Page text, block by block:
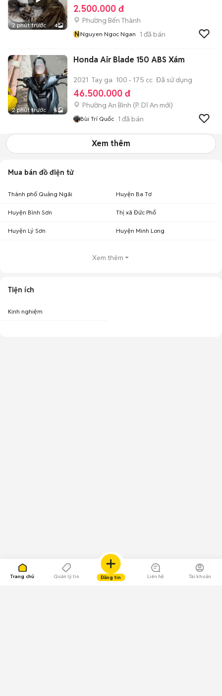
Trang chủ Quản lý tin Đăng tin Liên hệ Tài khoản
2 phút trước 4
2.500.000 đ
Phường Bến Thành
NNguyen Ngoc Ngan 1 đã bán
2 phút trước 6
Honda Air Blade 150 ABS Xám
2021 Tay ga 100 - 175 cc Đã sử dụng
46.500.000 đ
Phường An Bình (P. Dĩ An mới)
Bùi Trí Quốc 1 đã bán
Xem thêm
Mua bán đồ điện tử
Thành phố Quảng Ngãi Huyện Ba Tơ
Huyện Bình Sơn Thị xã Đức Phổ
Huyện Lý Sơn Huyện Minh Long
Xem thêm
Tiện ích
Kinh nghiệm